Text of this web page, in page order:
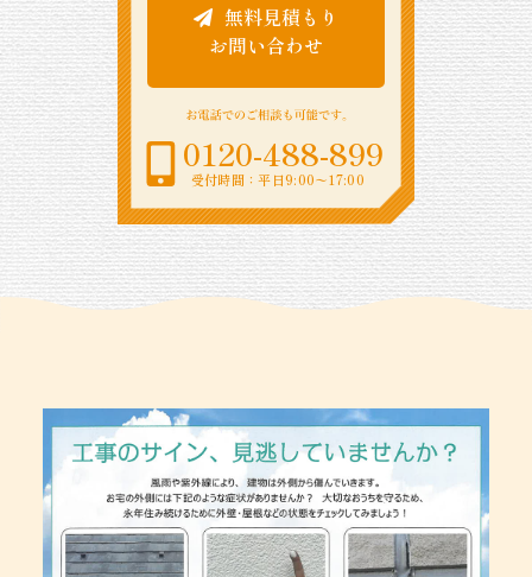
無料見積もり
お問い合わせ
0120-488-899
受付時間：平日9:00〜17:00